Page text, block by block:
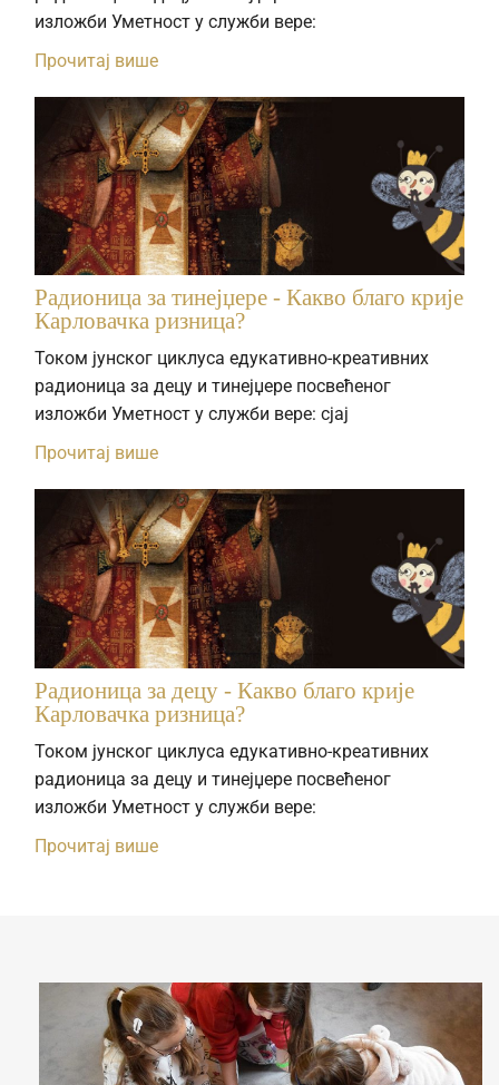
изложби Уметност у служби вере:
Прочитај више
Радионица за тинејџере - Какво благо крије
Карловачка ризница?
Током јунског циклуса едукативно-креативних
радионица за децу и тинејџере посвећеног
изложби Уметност у служби вере: сјај
Прочитај више
Радионица за децу - Какво благо крије
Карловачка ризница?
Током јунског циклуса едукативно-креативних
радионица за децу и тинејџере посвећеног
изложби Уметност у служби вере:
Прочитај више